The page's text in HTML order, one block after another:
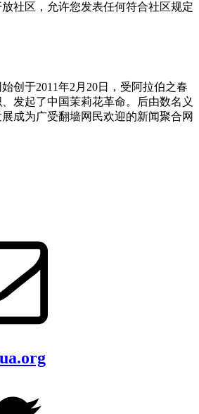
社区，允许您发表任何符合社区规定
于2011年2月20日，受阿拉伯之春
发起了中国茉莉花革命。后由数名义
成为广受翻墙网民欢迎的新闻聚合网